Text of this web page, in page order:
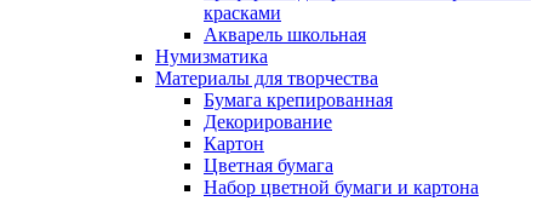
красками
Акварель школьная
Нумизматика
Материалы для творчества
Бумага крепированная
Декорирование
Картон
Цветная бумага
Набор цветной бумаги и картона